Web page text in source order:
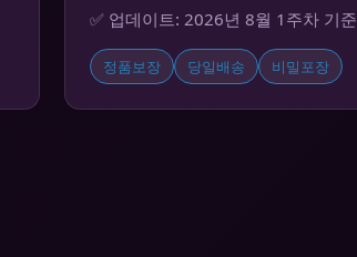
✅ 업데이트: 2026년 8월 1주차 기준
정품보장 당일배송 비밀포장